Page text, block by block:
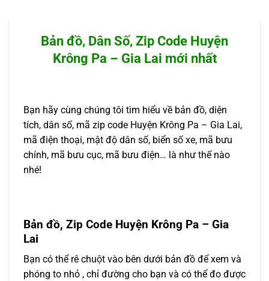
Bản đồ, Dân Số, Zip Code Huyện
Krông Pa – Gia Lai mới nhất
Bạn hãy cùng chúng tôi tìm hiểu về bản đồ, diện
tích, dân số, mã zip code Huyện Krông Pa – Gia Lai,
mã điện thoại, mật độ dân số, biển số xe, mã bưu
chính, mã bưu cục, mã bưu điện… là như thế nào
nhé!
Bản đồ, Zip Code Huyện Krông Pa – Gia
Lai
Bạn có thể rê chuột vào bên dưới bản đồ để xem và
phóng to nhỏ , chỉ đường cho bạn và có thể đo được